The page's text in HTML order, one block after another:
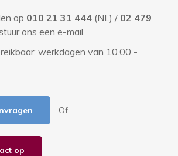
op 010 21 31 444 (NL) / 02 479
ons een e-mail.
werkdagen van 10.00 -
Of
op